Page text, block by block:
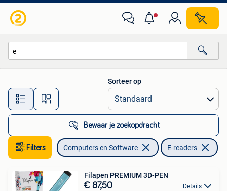
Alle afstanden…
Sorteer op
Bewaar je zoekopdracht
Filters Computers en Software E-readers
Filapen PREMIUM 3D-PEN
€ 87,50 Details